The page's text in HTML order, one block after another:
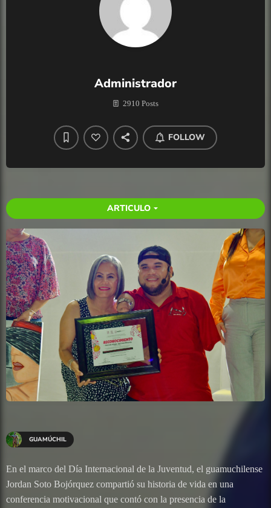
Administrador
2910 Posts
FOLLOW
ARTICULO arrow_drop_down
GUAMÚCHIL
En el marco del Día Internacional de la Juventud, el guamuchilense
Jordan Soto Bojórquez compartió su historia de vida en una
conferencia motivacional que contó con la presencia de la